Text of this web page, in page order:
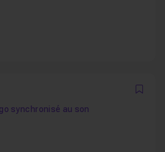
synchronisé au son